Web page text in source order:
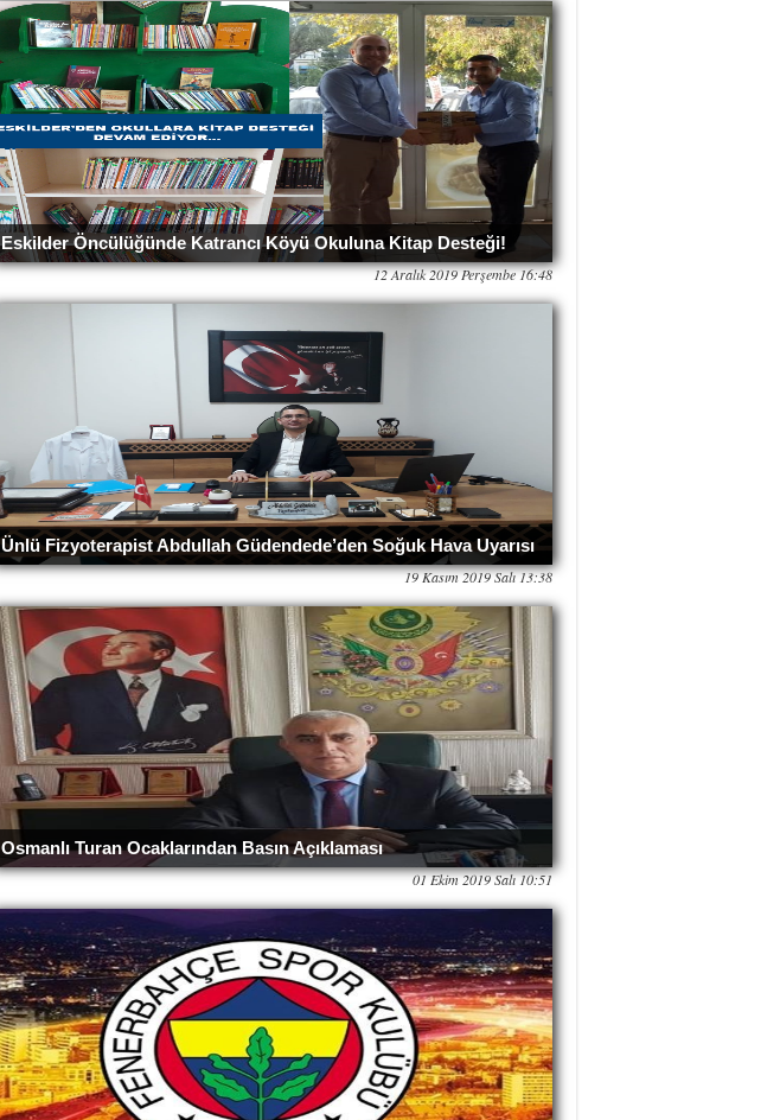
Eskilder Öncülüğünde Katrancı Köyü Okuluna Kitap Desteği!
12 Aralık 2019 Perşembe 16:48
Ünlü Fizyoterapist Abdullah Güdendede’den Soğuk Hava Uyarısı
19 Kasım 2019 Salı 13:38
Osmanlı Turan Ocaklarından Basın Açıklaması
01 Ekim 2019 Salı 10:51